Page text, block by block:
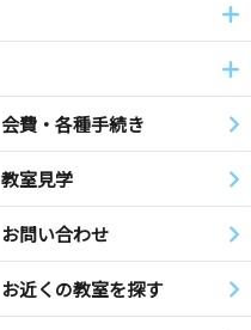
会費・各種手続き
教室見学
お問い合わせ
お近くの教室を探す